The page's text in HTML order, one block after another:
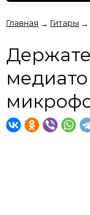
Главная → Гитары →